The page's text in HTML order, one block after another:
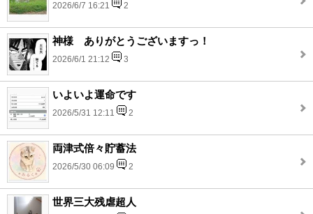
2026/6/7 16:21 2
神様 ありがとうございますっ！
2026/6/1 21:12 3
いよいよ運命です
2026/5/31 12:11 2
両津式倍々貯蓄法
2026/5/30 06:09 2
世界三大残虐超人